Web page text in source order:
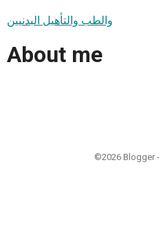
والطب والتأهيل البدنيين
About me
©2026 Blogger -